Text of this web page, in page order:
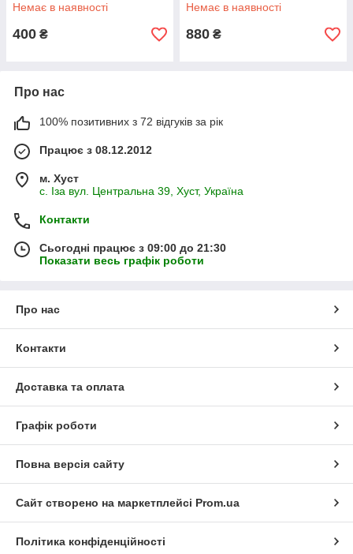
Немає в наявності
400 ₴
Немає в наявності
880 ₴
Про нас
100% позитивних з 72 відгуків за рік
Працює з 08.12.2012
м. Хуст
с. Іза вул. Центральна 39, Хуст, Україна
Контакти
Сьогодні працює з 09:00 до 21:30
Показати весь графік роботи
Про нас
Контакти
Доставка та оплата
Графік роботи
Повна версія сайту
Сайт створено на маркетплейсі Prom.ua
Політика конфіденційності